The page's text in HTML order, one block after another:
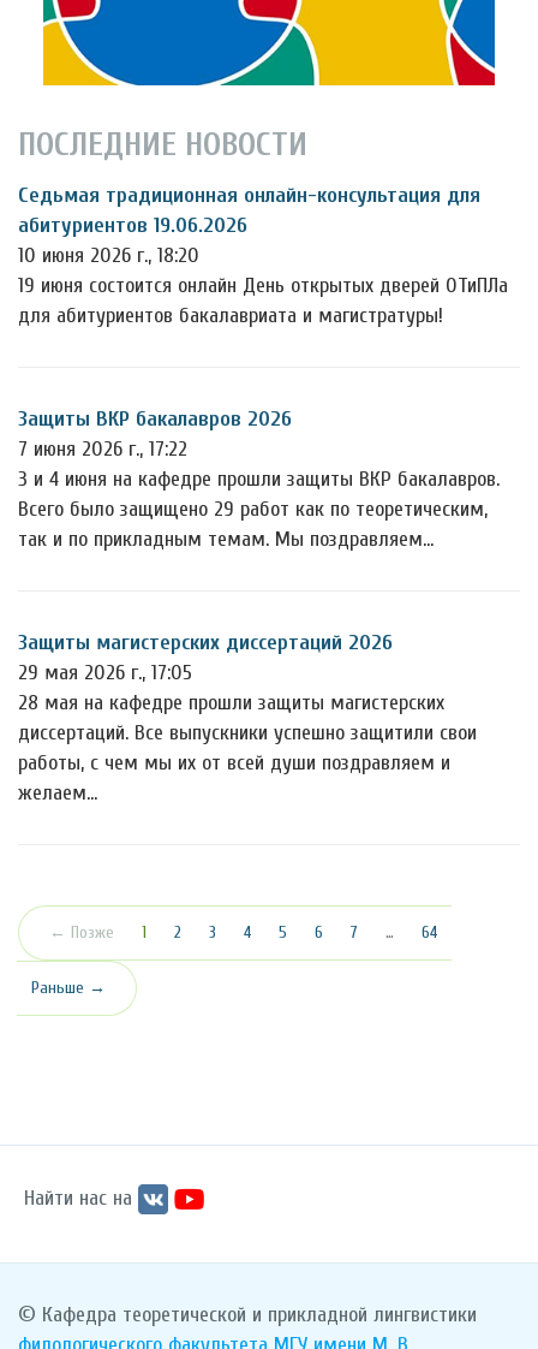
ПОСЛЕДНИЕ НОВОСТИ
Седьмая традиционная онлайн-консультация для
абитуриентов 19.06.2026
10 июня 2026 г., 18:20
19 июня состоится онлайн День открытых дверей ОТиПЛа
для абитуриентов бакалавриата и магистратуры!
Защиты ВКР бакалавров 2026
7 июня 2026 г., 17:22
3 и 4 июня на кафедре прошли защиты ВКР бакалавров.
Всего было защищено 29 работ как по теоретическим,
так и по прикладным темам. Мы поздравляем…
Защиты магистерских диссертаций 2026
29 мая 2026 г., 17:05
28 мая на кафедре прошли защиты магистерских
диссертаций. Все выпускники успешно защитили свои
работы, с чем мы их от всей души поздравляем и
желаем…
← Позже 1 (текущая)
2 3 4 5 6 7 … 64
Раньше →
Найти нас на
© Кафедра теоретической и прикладной лингвистики